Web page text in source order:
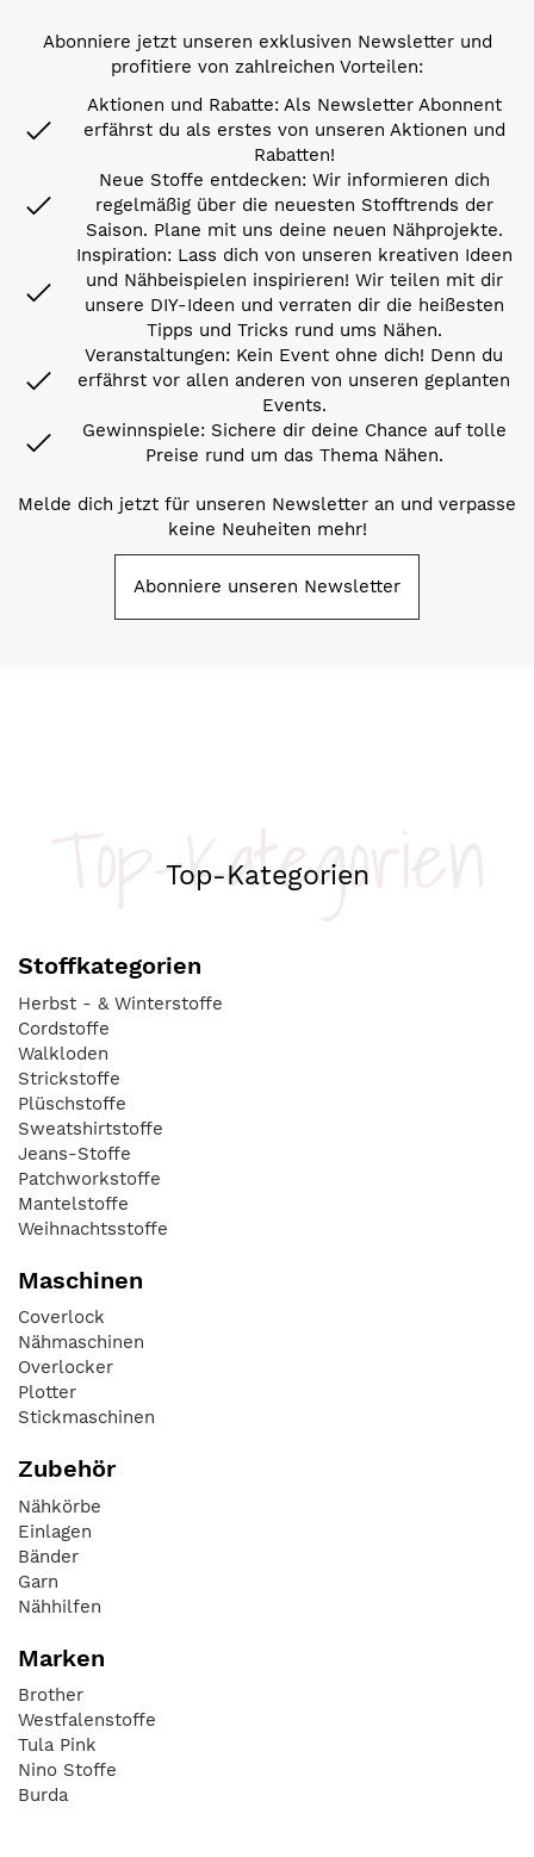
Abonniere jetzt unseren exklusiven Newsletter und
profitiere von zahlreichen Vorteilen:
Aktionen und Rabatte: Als Newsletter Abonnent
erfährst du als erstes von unseren Aktionen und
Rabatten!
Neue Stoffe entdecken: Wir informieren dich
regelmäßig über die neuesten Stofftrends der
Saison. Plane mit uns deine neuen Nähprojekte.
Inspiration: Lass dich von unseren kreativen Ideen
und Nähbeispielen inspirieren! Wir teilen mit dir
unsere DIY-Ideen und verraten dir die heißesten
Tipps und Tricks rund ums Nähen.
Veranstaltungen: Kein Event ohne dich! Denn du
erfährst vor allen anderen von unseren geplanten
Events.
Gewinnspiele: Sichere dir deine Chance auf tolle
Preise rund um das Thema Nähen.
Melde dich jetzt für unseren Newsletter an und verpasse
keine Neuheiten mehr!
Abonniere unseren Newsletter
Top-Kategorien
Top-Kategorien
Stoffkategorien
Herbst - & Winterstoffe
Cordstoffe
Walkloden
Strickstoffe
Plüschstoffe
Sweatshirtstoffe
Jeans-Stoffe
Patchworkstoffe
Mantelstoffe
Weihnachtsstoffe
Maschinen
Coverlock
Nähmaschinen
Overlocker
Plotter
Stickmaschinen
Zubehör
Nähkörbe
Einlagen
Bänder
Garn
Nähhilfen
Marken
Brother
Westfalenstoffe
Tula Pink
Nino Stoffe
Burda